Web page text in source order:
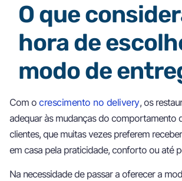
O que
hora de
modo de
Com o crescimento no delivery, os
adequar às mudanças do comportamento
clientes, que muitas vezes preferem
em casa pela praticidade, conforto ou até
Na necessidade de passar a oferecer a